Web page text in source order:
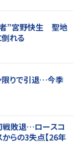
者”宮野快生 聖地
れる
限りで引退…今季
戦敗退…ロースコ
らの3失点【26年